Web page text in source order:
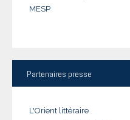
MESP
Partenaires presse
L'Orient littéraire